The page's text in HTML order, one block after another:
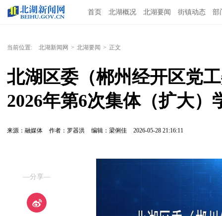
首页 北湖概况 北湖要闻 街镇动态 部
当前位置: 北湖新闻网 > 北湖要闻 > 正文
北湖区委（郴州经开区党
2026年第6次集体（扩大）
来源：融媒体 作者：罗器洪 编辑：梁俐佳 2026-05-28 21:16:11
—分享—